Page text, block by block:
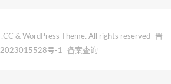
& WordPress Theme. All rights reserved
晋
2023015528号-1
备案查询